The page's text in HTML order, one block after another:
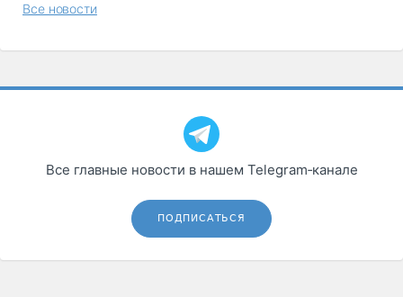
Все новости
Все главные новости в нашем Telegram‑канале
ПОДПИСАТЬСЯ